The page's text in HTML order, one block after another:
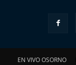
EN VIVO OSORNO